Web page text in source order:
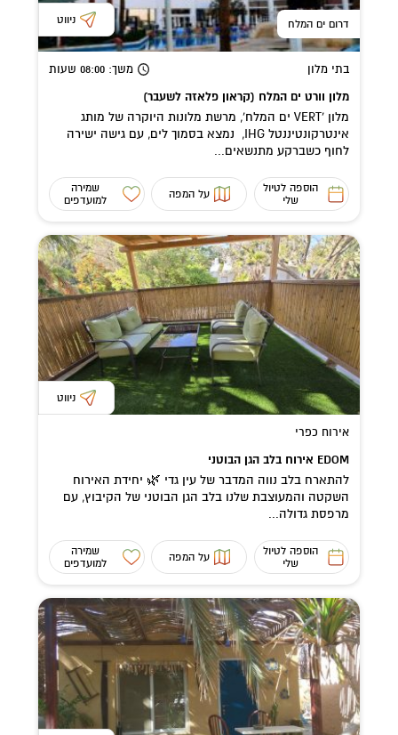
דרום ים המלח ניווט
בתי מלון משך: 08:00 שעות
מלון וורט ים המלח (קראון פלאזה לשעבר)
מלון 'VERT ים המלח', מרשת מלונות היוקרה של מותג
אינטרקונטיננטל IHG, נמצא בסמוך לים, עם גישה ישירה
לחוף כשברקע מתנשאים...
הוספה לטיול
שלי
על המפה
שמירה
למועדפים
ניווט
אירוח כפרי
EDOM אירוח בלב הגן הבוטני
להתארח בלב נווה המדבר של עין גדי 🌿 יחידת האירוח
השקטה והמעוצבת שלנו בלב הגן הבוטני של הקיבוץ, עם
מרפסת גדולה...
הוספה לטיול
שלי
על המפה
שמירה
למועדפים